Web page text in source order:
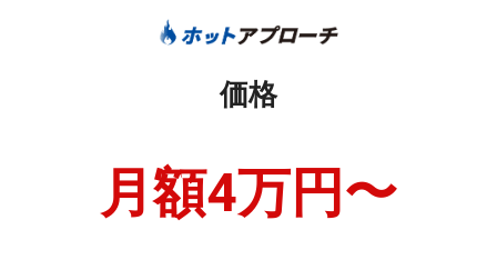
価格
月額4万円〜